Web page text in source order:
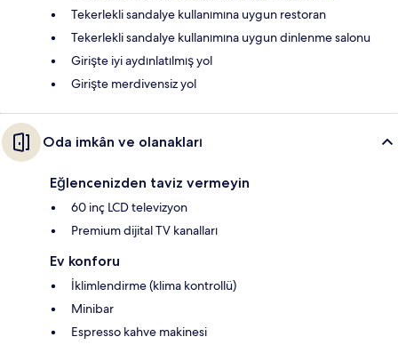
Tekerlekli sandalye kullanımına uygun restoran
Tekerlekli sandalye kullanımına uygun dinlenme salonu
Girişte iyi aydınlatılmış yol
Girişte merdivensiz yol
Oda imkân ve olanakları
Eğlencenizden taviz vermeyin
60 inç LCD televizyon
Premium dijital TV kanalları
Ev konforu
İklimlendirme (klima kontrollü)
Minibar
Espresso kahve makinesi